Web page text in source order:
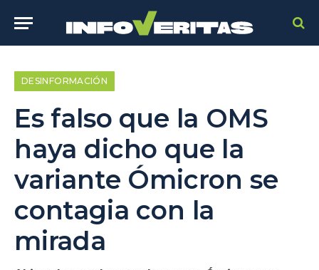
DESINFORMACIÓN
Es falso que la OMS
haya dicho que la
variante Ómicron se
contagia con la
mirada